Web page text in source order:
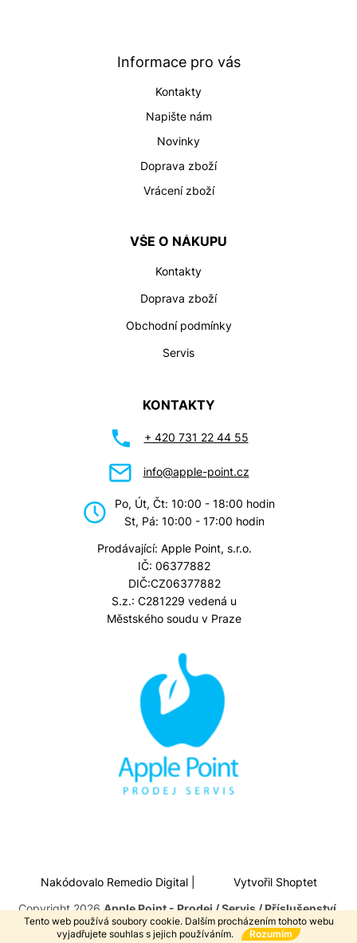
Tento web používá soubory cookie. Dalším procházením tohoto webu
vyjadřujete souhlas s jejich používáním.
Rozumím
Informace pro vás
Kontakty
Napište nám
Novinky
Doprava zboží
Vrácení zboží
VŠE O NÁKUPU
Kontakty
Doprava zboží
Obchodní podmínky
Servis
KONTAKTY
+ 420 731 22 44 55
info@apple-point.cz
Po, Út, Čt: 10:00 - 18:00 hodin
St, Pá: 10:00 - 17:00 hodin
Prodávající: Apple Point, s.r.o.
IČ: 06377882
DIČ:CZ06377882
S.z.: C281229 vedená u
Městského soudu v Praze
Nakódovalo Remedio Digital|
Vytvořil Shoptet
Copyright 2026Apple Point - Prodej / Servis / Příslušenství.
Všechna práva vyhrazena.